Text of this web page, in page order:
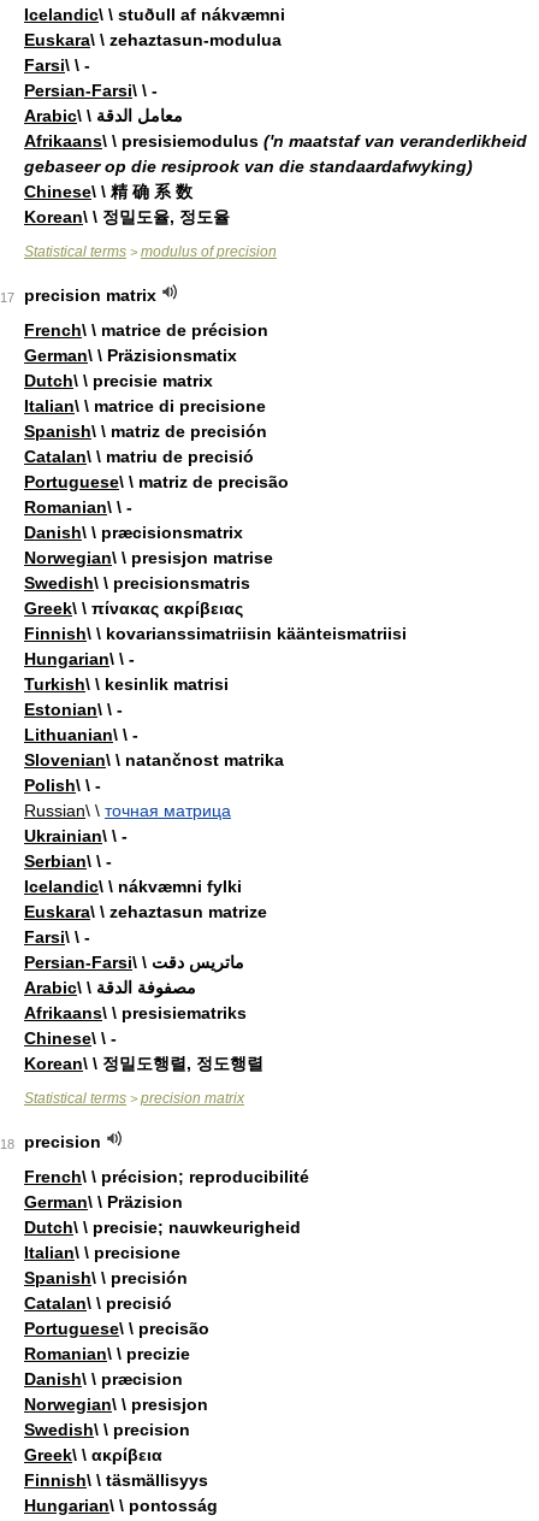
Icelandic\ \ stuðull af nákvæmni
Euskara\ \ zehaztasun-modulua
Farsi\ \ -
Persian-Farsi\ \ -
Arabic
\ \ معامل الدقة
Afrikaans\ \ presisiemodulus ('n maatstaf van veranderlikheid
gebaseer op die resiprook van die standaardafwyking)
Chinese\ \ 精 确 系 数
Korean\ \ 정밀도율, 정도율
Statistical terms > modulus of precision
17
precision matrix
French\ \ matrice de précision
German\ \ Präzisionsmatix
Dutch\ \ precisie matrix
Italian\ \ matrice di precisione
Spanish\ \ matriz de precisión
Catalan\ \ matriu de precisió
Portuguese\ \ matriz de precisão
Romanian\ \ -
Danish\ \ præcisionsmatrix
Norwegian\ \ presisjon matrise
Swedish\ \ precisionsmatris
Greek\ \ πίνακας ακρίβειας
Finnish\ \ kovarianssimatriisin käänteismatriisi
Hungarian\ \ -
Turkish\ \ kesinlik matrisi
Estonian\ \ -
Lithuanian\ \ -
Slovenian\ \ natančnost matrika
Polish\ \ -
Russian\ \ точная матрица
Ukrainian\ \ -
Serbian\ \ -
Icelandic\ \ nákvæmni fylki
Euskara\ \ zehaztasun matrize
Farsi\ \ -
Persian-Farsi
\ \ ماتريس دقت
Arabic
\ \ مصفوفة الدقة
Afrikaans\ \ presisiematriks
Chinese\ \ -
Korean\ \ 정밀도행렬, 정도행렬
Statistical terms > precision matrix
18
precision
French\ \ précision; reproducibilité
German\ \ Präzision
Dutch\ \ precisie; nauwkeurigheid
Italian\ \ precisione
Spanish\ \ precisión
Catalan\ \ precisió
Portuguese\ \ precisão
Romanian\ \ precizie
Danish\ \ præcision
Norwegian\ \ presisjon
Swedish\ \ precision
Greek\ \ ακρίβεια
Finnish\ \ täsmällisyys
Hungarian\ \ pontosság